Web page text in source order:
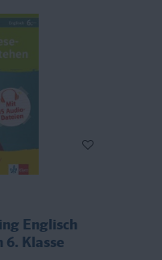
Englisch
6. Klasse